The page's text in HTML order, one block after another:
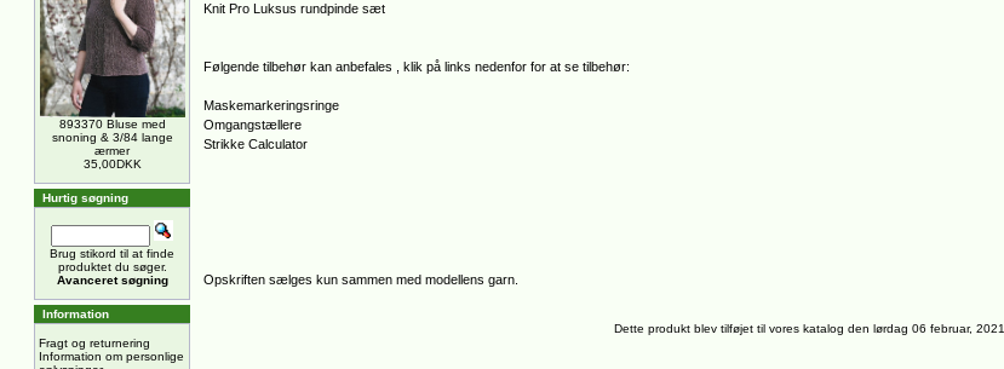
893370 Bluse med
snoning & 3/84 lange
ærmer
35,00DKK
Hurtig søgning
Brug stikord til at finde
produktet du søger.
Avanceret søgning
Information
Fragt og returnering
Information om personlige
Knit Pro Luksus rundpinde sæt
Følgende tilbehør kan anbefales , klik på links nedenfor for at se tilbehør:
Maskemarkeringsringe
Omgangstællere
Strikke Calculator
Opskriften sælges kun sammen med modellens garn.
Dette produkt blev tilføjet til vores katalog den lørdag 06 februar, 2021.